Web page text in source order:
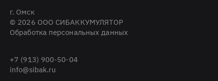
г. Омск
© 2026 ООО СИБАККУМУЛЯТОР
Обработка персональных данных
+7 (913) 900-50-04
info@sibak.ru